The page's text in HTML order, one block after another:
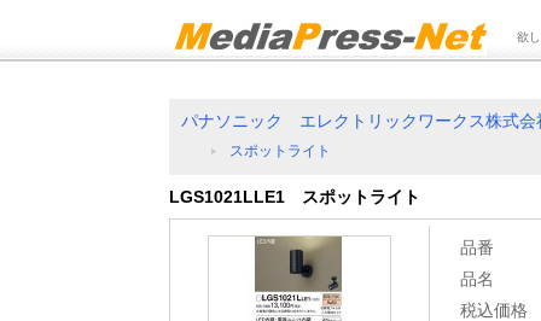
欲
パナソニック エレクトリックワークス株式会
スポットライト
LGS1021LLE1 スポットライト
品番
品名
税込価格